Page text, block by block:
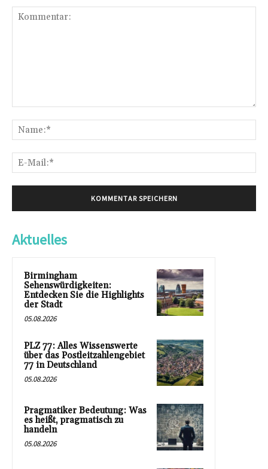
Aktuelles
Birmingham
Sehenswürdigkeiten:
Entdecken Sie die Highlights
der Stadt
05.08.2026
PLZ 77: Alles Wissenswerte
über das Postleitzahlengebiet
77 in Deutschland
05.08.2026
Pragmatiker Bedeutung: Was
es heißt, pragmatisch zu
handeln
05.08.2026